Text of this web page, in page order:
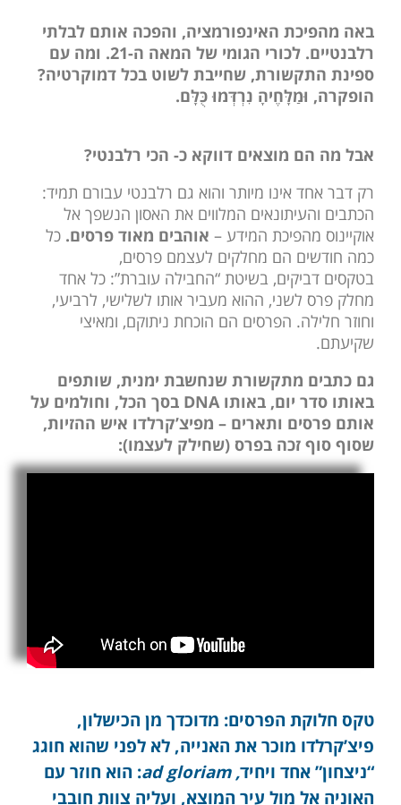
באה מהפיכת האינפורמציה, והפכה אותם לבלתי
רלבנטיים. לכורי הגומי של המאה ה-21. ומה עם
ספינת התקשורת, שחייבת לשוט בכל דמוקרטיה?
הופקרה, וּמַלָּחֶיהָ נִרְדְּמוּ כֻּלָּם.
אבל מה הם מוצאים דווקא כ- הכי רלבנטי?
רק דבר אחד אינו מיותר והוא גם רלבנטי עבורם תמיד:
הכתבים והעיתונאים המלווים את האסון הנשפך אל
אוקיינוס מהפיכת המידע – אוהבים מאוד פרסים. כל
כמה חודשים הם מחלקים לעצמם פרסים,
בטקסים דביקים, בשיטת “החבילה עוברת”: כל אחד
מחלק פרס לשני, ההוא מעביר אותו לשלישי, לרביעי,
וחוזר חלילה. הפרסים הם הוכחת ניתוקם, ומאיצי
שקיעתם.
גם כתבים מתקשורת שנחשבת ימנית, שותפים
באותו סדר יום, באותו DNA בסך הכל, וחולמים על
אותם פרסים ותארים – מפיצ’קרלדו איש ההזיות,
שסוף סוף זכה בפרס (שחילק לעצמו):
טקס חלוקת הפרסים: מדוכדך מן הכישלון,
פיצ’קרלדו מוכר את האנייה, לא לפני שהוא חוגג
“ניצחון” אחד ויחיד, ad gloriam
: הוא חוזר עם
האוניה אל מול עיר המוצא, ועליה צוות חובבי